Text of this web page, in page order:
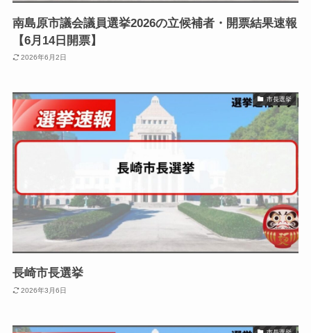
南島原市議会議員選挙2026の立候補者・開票結果速報
【6月14日開票】
2026年6月2日
市長選挙
長崎市長選挙
2026年3月6日